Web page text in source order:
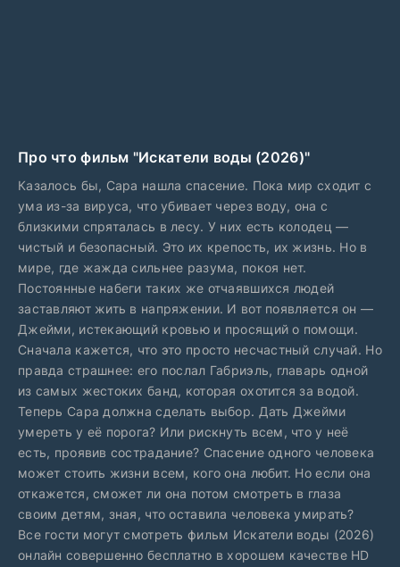
Про что фильм "Искатели воды (2026)"
Казалось бы, Сара нашла спасение. Пока мир сходит с
ума из-за вируса, что убивает через воду, она с
близкими спряталась в лесу. У них есть колодец —
чистый и безопасный. Это их крепость, их жизнь. Но в
мире, где жажда сильнее разума, покоя нет.
Постоянные набеги таких же отчаявшихся людей
заставляют жить в напряжении. И вот появляется он —
Джейми, истекающий кровью и просящий о помощи.
Сначала кажется, что это просто несчастный случай. Но
правда страшнее: его послал Габриэль, главарь одной
из самых жестоких банд, которая охотится за водой.
Теперь Сара должна сделать выбор. Дать Джейми
умереть у её порога? Или рискнуть всем, что у неё
есть, проявив сострадание? Спасение одного человека
может стоить жизни всем, кого она любит. Но если она
откажется, сможет ли она потом смотреть в глаза
своим детям, зная, что оставила человека умирать?
Все гости могут смотреть фильм Искатели воды (2026)
онлайн совершенно бесплатно в хорошем качестве HD